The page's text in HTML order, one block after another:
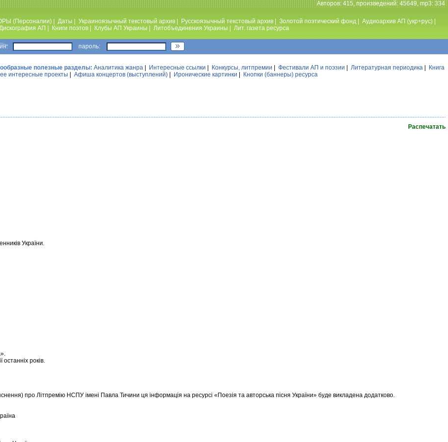
Авторов: 415, произведений: 45649, mp3: 334
(Персоналии) Даты Украиноязычный текстовый архив Русскоязычный текстовый архив Золотой поэтический фонд Аудиоархив АП (укр+рус)
АП Книги поэтов Клубы АП Украины Литобъединения Украины Лит. газета ресурса
пароль:
полезные разделы: Аналитика жанра Интересные ссылки Конкурсы, литпремии Фестивали АП и поэзии Литературная периодика
Книга
интересные проекты Афиша концертов (выступлений) Иронические картинки Кнопки (баннеры) ресурса
Распечатать
України.
років.
про Літпремію НСПУ імені Павла Тичини ця інформація на ресурсі «Поезія та авторська пісня України» буде викладена додатково.